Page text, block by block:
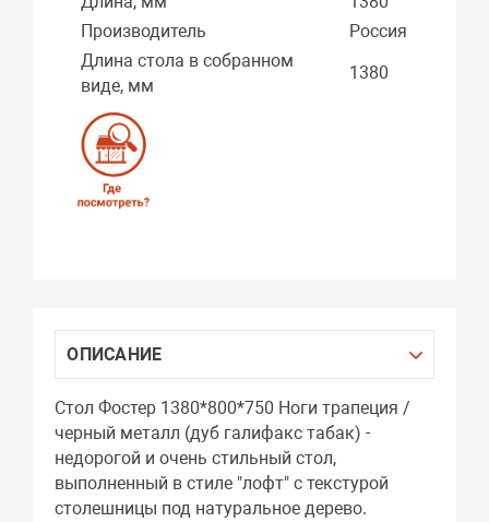
Производитель
Россия
Длина стола в собранном
виде, мм
1380
ОПИСАНИЕ
Стол Фостер 1380*800*750 Ноги трапеция /
черный металл (дуб галифакс табак) -
недорогой и очень стильный стол,
выполненный в стиле "лофт" с текстурой
столешницы под натуральное дерево.